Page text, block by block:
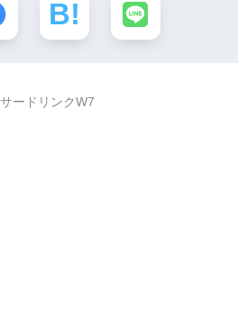
ードリンクW7